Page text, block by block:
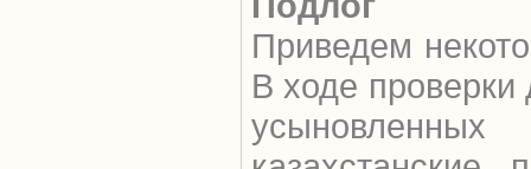
Приведем
В ходе